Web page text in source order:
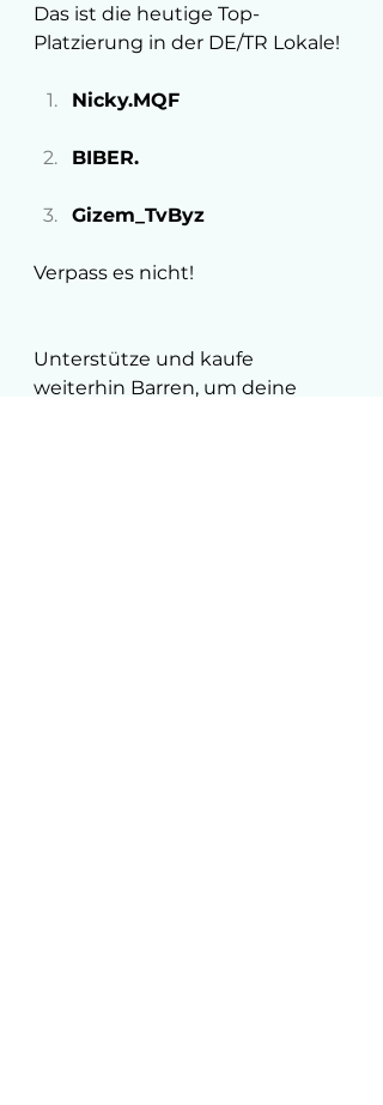
Das ist die heutige Top-
Platzierung in der DE/TR Lokale!
Nicky.MQF
BIBER.
Gizem_TvByz
Verpass es nicht!
Unterstütze und kaufe
weiterhin Barren, um deine